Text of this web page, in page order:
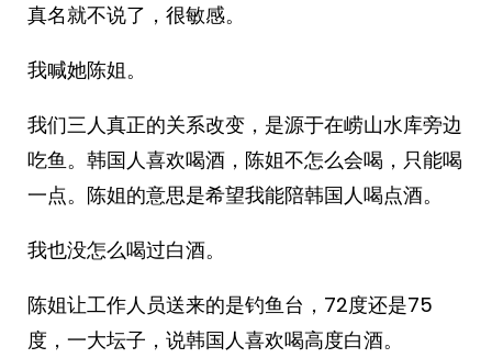
真名就不说了，很敏感。
我喊她陈姐。
我们三人真正的关系改变，是源于在崂山水库旁边
吃鱼。韩国人喜欢喝酒，陈姐不怎么会喝，只能喝
一点。陈姐的意思是希望我能陪韩国人喝点酒。
我也没怎么喝过白酒。
陈姐让工作人员送来的是钓鱼台，72度还是75
度，一大坛子，说韩国人喜欢喝高度白酒。